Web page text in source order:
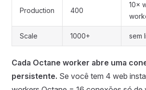
Production 400
10×
Scale 1000+ sem
Cada Octane worker abre uma
persistente. Se você tem 4 web